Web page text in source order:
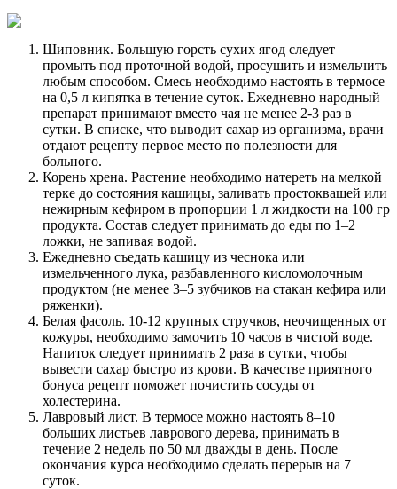
Шиповник. Большую горсть сухих ягод следует
промыть под проточной водой, просушить и измельчить
любым способом. Смесь необходимо настоять в термосе
на 0,5 л кипятка в течение суток. Ежедневно народный
препарат принимают вместо чая не менее 2-3 раз в
сутки. В списке, что выводит сахар из организма, врачи
отдают рецепту первое место по полезности для
больного.
Корень хрена. Растение необходимо натереть на мелкой
терке до состояния кашицы, заливать простоквашей или
нежирным кефиром в пропорции 1 л жидкости на 100 гр
продукта. Состав следует принимать до еды по 1–2
ложки, не запивая водой.
Ежедневно съедать кашицу из чеснока или
измельченного лука, разбавленного кисломолочным
продуктом (не менее 3–5 зубчиков на стакан кефира или
ряженки).
Белая фасоль. 10-12 крупных стручков, неочищенных от
кожуры, необходимо замочить 10 часов в чистой воде.
Напиток следует принимать 2 раза в сутки, чтобы
вывести сахар быстро из крови. В качестве приятного
бонуса рецепт поможет почистить сосуды от
холестерина.
Лавровый лист. В термосе можно настоять 8–10
больших листьев лаврового дерева, принимать в
течение 2 недель по 50 мл дважды в день. После
окончания курса необходимо сделать перерыв на 7
суток.